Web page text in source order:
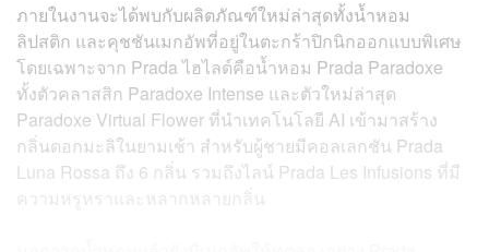
ภายในงานจะได้พบกับผลิตภัณฑ์ใหม่ล่าสุดทั้งน้ำหอม
ลิปสติก และคุชชันเมกอัพที่อยู่ในตะกร้าปิกนิกออกแบบพิเศษ
โดยเฉพาะจาก Prada ไฮไลต์คือน้ำหอม Prada Paradoxe
ทั้งตัวคลาสสิก Paradoxe Intense และตัวใหม่ล่าสุด
Paradoxe Virtual Flower ที่นำเทคโนโลยี AI เข้ามาสร้าง
กลิ่นดอกมะลิในยามเช้า สำหรับผู้ชายมีคอลเลกชัน Prada
Luna Rossa ถึง 6 กลิ่น รวมถึงไลน์ Prada Les Infusions ที่มี
ความหรูหราและหลากหลายกลิ่น